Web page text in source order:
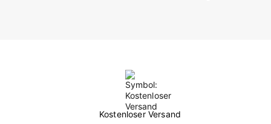
Kostenloser Versand